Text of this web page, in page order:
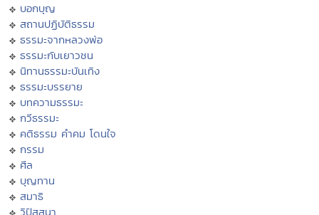
บอกบุญ
สถานปฏิบัติธรรม
ธรรมะจากหลวงพ่อ
ธรรมะกับเยาวชน
นิทานธรรมะบันเทิง
ธรรมะบรรยาย
บทความธรรมะ
กวีธรรมะ
คติธรรม คำคม โดนใจ
กรรม
ศีล
บุญทาน
สมาธิ
วิปัสสนา